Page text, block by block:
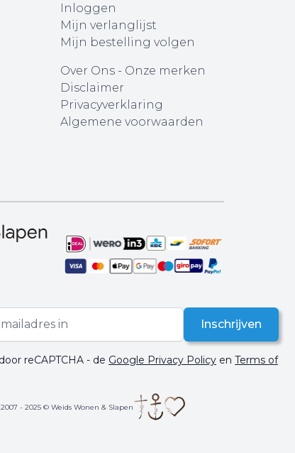
Inloggen
Mijn verlanglijst
Mijn bestelling volgen
Over Ons- Onze merken
Disclaimer
Privacyverklaring
Algemene voorwaarden
Inschrijven
reCAPTCHA - de Google Privacy Policy en Terms of
- 2025 © Weids Wonen & Slapen